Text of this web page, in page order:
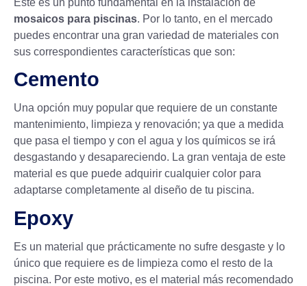
mosaicos para piscinas. Por lo tanto, en el mercado
puedes encontrar una gran variedad de materiales con
sus correspondientes características que son:
Cemento
Una opción muy popular que requiere de un constante
mantenimiento, limpieza y renovación; ya que a medida
que pasa el tiempo y con el agua y los químicos se irá
desgastando y desapareciendo. La gran ventaja de este
material es que puede adquirir cualquier color para
adaptarse completamente al diseño de tu piscina.
Epoxy
Es un material que prácticamente no sufre desgaste y lo
único que requiere es de limpieza como el resto de la
piscina. Por este motivo, es el material más recomendado